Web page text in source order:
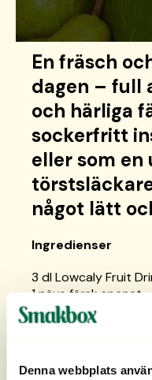
Denna webbplats
En fräsch
dagen – full
och härliga
sockerfritt
eller som en
något lätt
Ingredienser
3 dl Lowcaly Fruit
1 näve färsk spenat
1 st päron
0,5 tsk grönt